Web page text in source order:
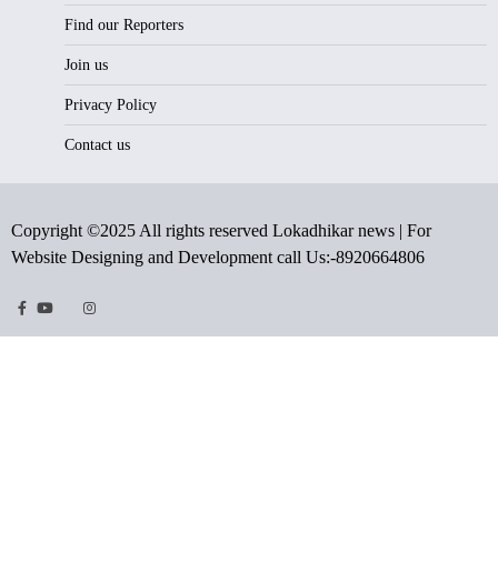
Find our Reporters
Join us
Privacy Policy
Contact us
Copyright ©2025 All rights reserved Lokadhikar news | For
Website Designing and Development call Us:-8920664806
Facebook
Youtube
TwitterInstragram